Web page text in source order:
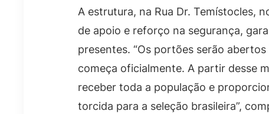
A estrutura, na Rua Dr. Temístocles,
de apoio e reforço na segurança,
presentes. “Os portões serão
começa oficialmente. A partir desse
receber toda a população e
torcida para a seleção brasileira”,